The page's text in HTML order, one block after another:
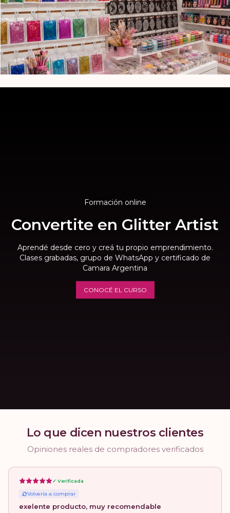
Formación online
Convertite en Glitter Artist
Aprendé desde cero y creá tu propio emprendimiento.
Clases grabadas, grupo de WhatsApp y certificado de
Camara Argentina
CONOCÉ EL CURSO
Lo que dicen nuestros clientes
Opiniones reales de compradores verificados
✓ Verificada
Volvería a comprar
exelente producto, muy recomendable